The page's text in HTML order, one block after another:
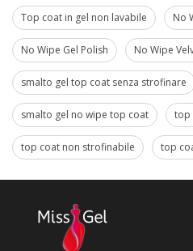
Top coat in gel non lavabile No
No Wipe Gel Polish No Wipe
smalto gel top coat senza strofinare
smalto gel no wipe top coat top
top coat non strofinabile top